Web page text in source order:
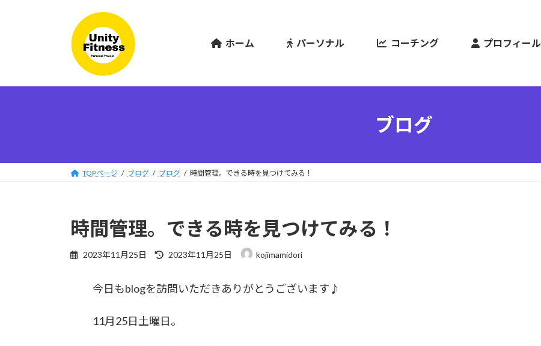
ホーム パーソナル コーチング プロフィール
ブログ
TOPページ ブログ ブログ 時間管理。できる時を見つけてみる！
時間管理。できる時を見つけてみる！
2023年11月25日
最
新
:
2023年11月25日 kojimamidori
今日もblogを訪問いただきありがとうございます♪
11月25日土曜日。